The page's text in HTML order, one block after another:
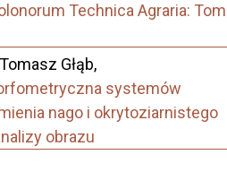
Technica Agraria: Tom
Głąb,
systemów
nago i okrytoziarnistego
obrazu